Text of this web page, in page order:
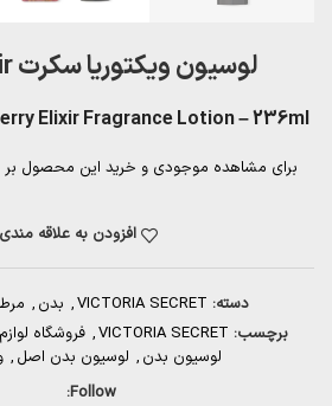
لوسیون ویکتوریا سکرت Cherry Elixir
Elixir Fragrance Lotion – 236ml
برای مشاهده موجودی و خرید این محصول بر
افزودن به علاقه مندی
دسته: VICTORIA SECRET
, بدن ,
برچسب: VICTORIA SECRET
, فروشگاه
لوسیون بدن , لوسیون بدن اصل ,
Follow: